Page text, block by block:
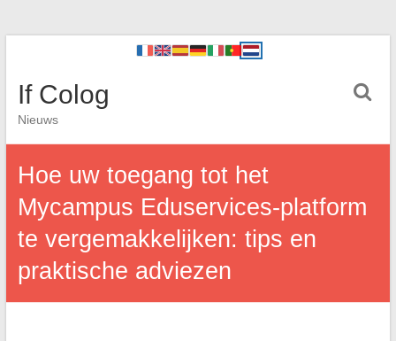
If Colog
Nieuws
Hoe uw toegang tot het
Mycampus Eduservices-platform
te vergemakkelijken: tips en
praktische adviezen